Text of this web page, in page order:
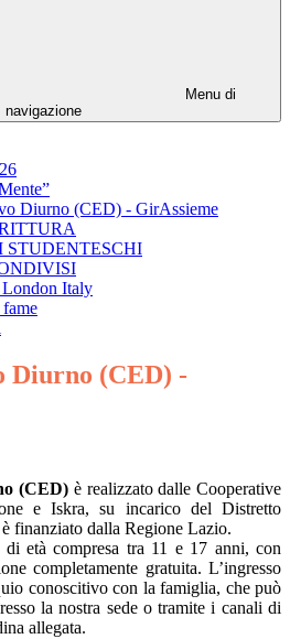
Menu di
navigazione
Diurno (CED) - GirAssieme
STUDENTESCHI
Italy
Diurno (CED) -
(CED) è realizzato dalle Cooperative
e Iskra, su incarico del Distretto
finanziato dalla Regione Lazio.
età compresa tra 11 e 17 anni, con
completamente gratuita. L’ingresso
conoscitivo con la famiglia, che può
la nostra sede o tramite i canali di
allegata.